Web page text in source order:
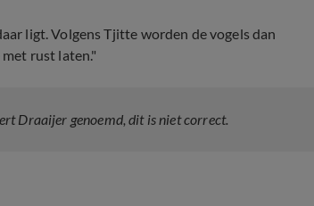
ligt. Volgens Tjitte worden de vogels dan
rust laten."
Draaijer genoemd, dit is niet correct.